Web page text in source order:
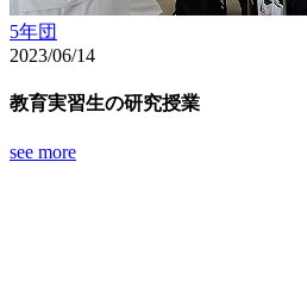
5年団
2023/06/14
教育実習生の研究授業
see more